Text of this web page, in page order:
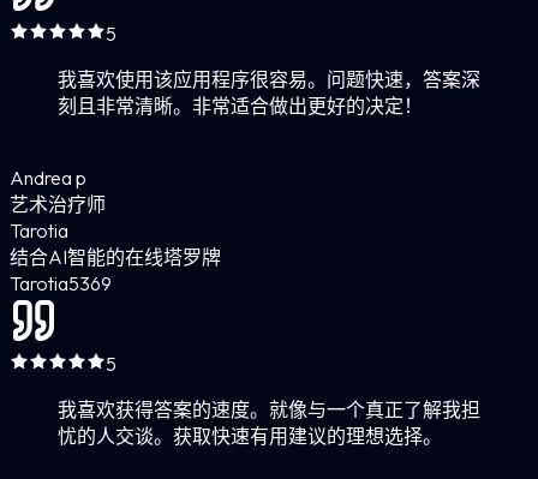
5
我喜欢使用该应用程序很容易。问题快速，答案深
刻且非常清晰。非常适合做出更好的决定！
Andrea p
艺术治疗师
Tarotia
结合AI智能的在线塔罗牌
Tarotia5369
5
我喜欢获得答案的速度。就像与一个真正了解我担
忧的人交谈。获取快速有用建议的理想选择。